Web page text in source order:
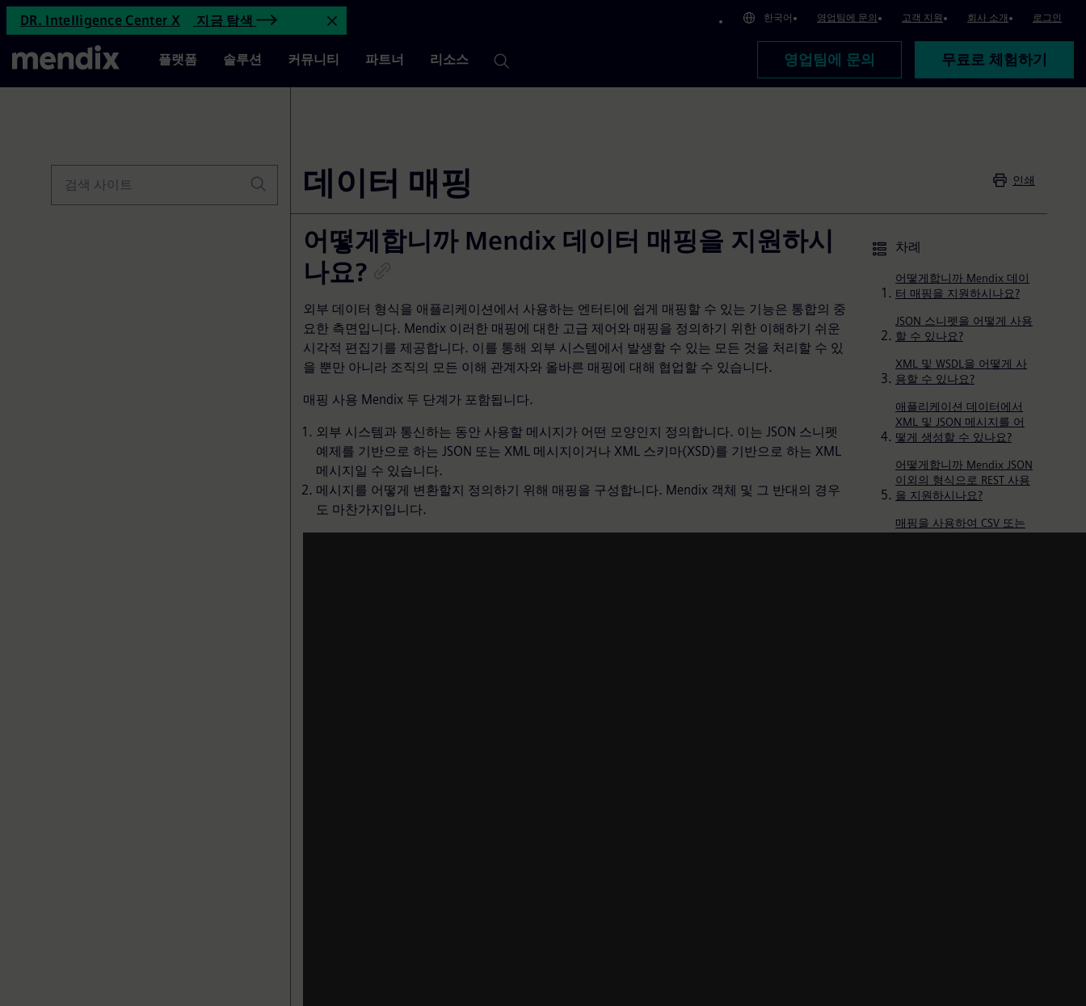
데이터 매핑 지원 Mendix | Mendix 평가 가이드
메인 컨텐츠로 가기
DR. Intelligence Center X 지금 탐색
공지 닫기
한국어 영업팀에 문의 고객 지원 회사 소개 로그인
메인 메뉴
플랫폼 솔루션 커뮤니티 파트너 리소스 영업팀에 문의 무료로 체험하기
인쇄
데이터 매핑
차례
어떻게합니까 Mendix 데이
터 매핑을 지원하시나요?
JSON 스니펫을 어떻게 사용
할 수 있나요?
XML 및 WSDL을 어떻게 사
용할 수 있나요?
애플리케이션 데이터에서
XML 및 JSON 메시지를 어
떻게 생성할 수 있나요?
어떻게합니까 Mendix JSON
이외의 형식으로 REST 사용
을 지원하시나요?
매핑을 사용하여 CSV 또는
어떻게합니까 Mendix 데이터 매핑을 지원하시
나요?
외부 데이터 형식을 애플리케이션에서 사용하는 엔터티에 쉽게 매핑할 수 있는 기능은 통합의 중
요한 측면입니다. Mendix 이러한 매핑에 대한 고급 제어와 매핑을 정의하기 위한 이해하기 쉬운
시각적 편집기를 제공합니다. 이를 통해 외부 시스템에서 발생할 수 있는 모든 것을 처리할 수 있
을 뿐만 아니라 조직의 모든 이해 관계자와 올바른 매핑에 대해 협업할 수 있습니다.
매핑 사용 Mendix 두 단계가 포함됩니다.
외부 시스템과 통신하는 동안 사용할 메시지가 어떤 모양인지 정의합니다. 이는 JSON 스니펫
예제를 기반으로 하는 JSON 또는 XML 메시지이거나 XML 스키마(XSD)를 기반으로 하는 XML
메시지일 수 있습니다.
메시지를 어떻게 변환할지 정의하기 위해 매핑을 구성합니다. Mendix 객체 및 그 반대의 경우
도 마찬가지입니다.